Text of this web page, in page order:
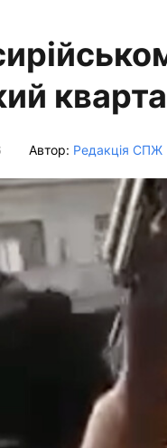
Автор: Редакція СПЖ